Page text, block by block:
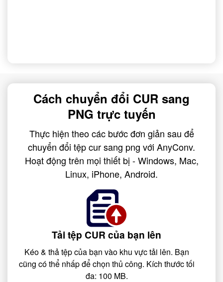
Cách chuyển đổi CUR sang
PNG trực tuyến
Thực hiện theo các bước đơn giản sau để
chuyển đổi tệp cur sang png với AnyConv.
Hoạt động trên mọi thiết bị - Windows, Mac,
Linux, iPhone, Android.
Tải tệp CUR của bạn lên
Kéo & thả tệp của bạn vào khu vực tải lên. Bạn
cũng có thể nhấp để chọn thủ công. Kích thước tối
đa: 100 MB.